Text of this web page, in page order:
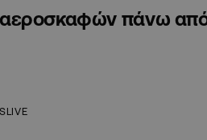
πάνω από